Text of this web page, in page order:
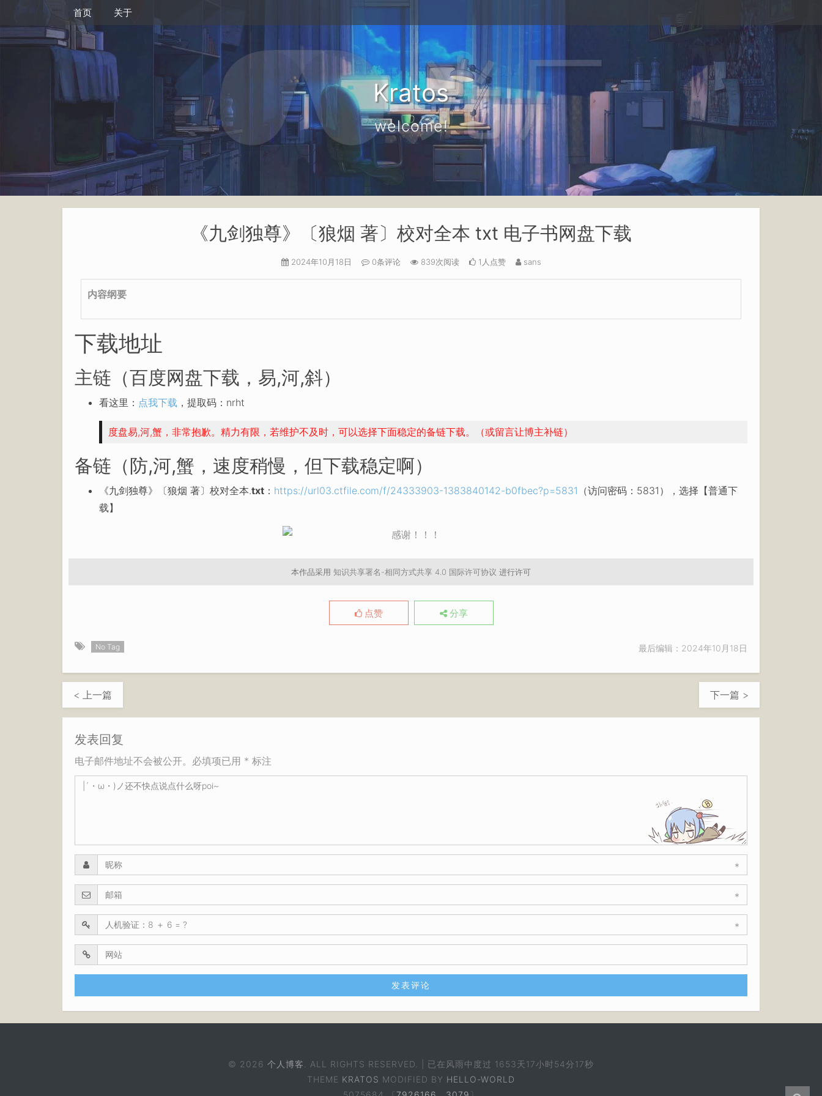
首页 关于
Kratos
welcome!
《九剑独尊》〔狼烟 著〕校对全本 txt 电子书网盘下载
2024年10月18日 0条评论 839次阅读 1人点赞 sans
内容纲要
下载地址
主链（百度网盘下载，易,河,斜）
看这里： 点我下载 ，提取码：nrht
度盘易,河,蟹，非常抱歉。精力有限，若维护不及时，可以选择下面稳定的备链下载。（或留言让博主补链）
备链（防,河,蟹，速度稍慢，但下载稳定啊）
《九剑独尊》〔狼烟 著〕校对全本.txt ： https://url03.ctfile.com/f/24333903-1383840142-b0fbec?p=5831 （访问密码：5831），选择【普通下
载】
本作品采用 知识共享署名-相同方式共享 4.0 国际许可协议 进行许可
点赞 分享
No Tag 最后编辑：2024年10月18日
< 上一篇 下一篇 >
发表回复
电子邮件地址不会被公开。必填项已用 * 标注
*
*
*
© 2026 个人博客 . ALL RIGHTS RESERVED. | 已在风雨中度过 1653天17小时54分17秒
THEME KRATOS MODIFIED BY HELLO-WORLD